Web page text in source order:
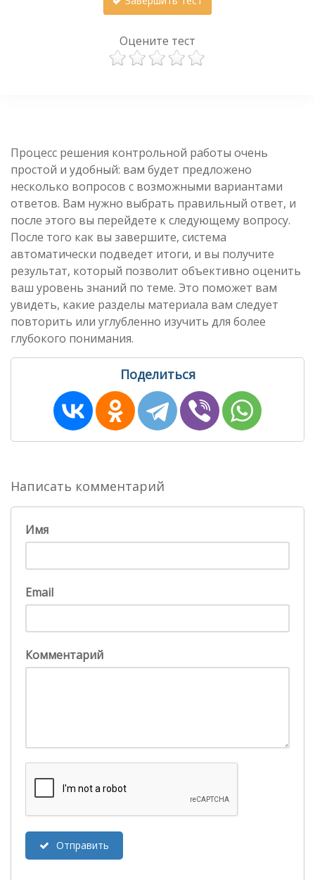
Оцените тест
Процесс решения контрольной работы очень
простой и удобный: вам будет предложено
несколько вопросов с возможными вариантами
ответов. Вам нужно выбрать правильный ответ, и
после этого вы перейдете к следующему вопросу.
После того как вы завершите, система
автоматически подведет итоги, и вы получите
результат, который позволит объективно оценить
ваш уровень знаний по теме. Это поможет вам
увидеть, какие разделы материала вам следует
повторить или углубленно изучить для более
глубокого понимания.
Поделиться
Написать комментарий
Имя
Email
Комментарий
Отправить